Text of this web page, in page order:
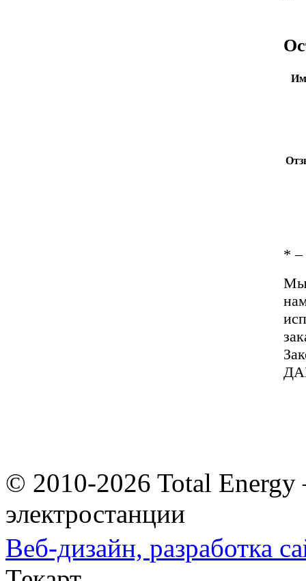
* –
Мы
© 2010-2026 Total
электростанции
Веб-дизайн, разработка